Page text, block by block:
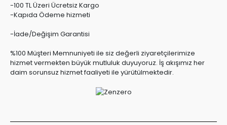
-100 TL Üzeri Ücretsiz Kargo
-Kapıda Ödeme hizmeti
-İade/Değişim Garantisi
%100 Müşteri Memnuniyeti ile siz değerli ziyaretçilerimize
hizmet vermekten büyük mutluluk duyuyoruz. İş akışımız her
daim sorunsuz hizmet faaliyeti ile yürütülmektedir.